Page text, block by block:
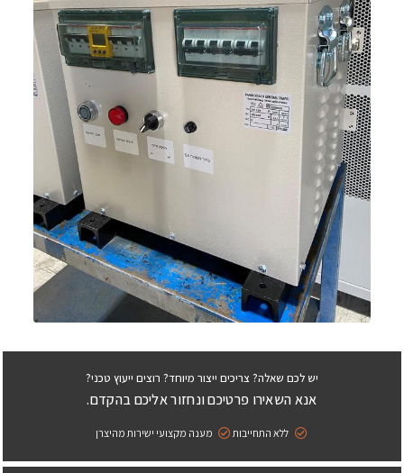
יש לכם שאלה? צריכים ייצור מיוחד? רוצים ייעוץ טכני?
אנא השאירו פרטיכם ונחזור אליכם בהקדם.
ללא התחייבות מענה מקצועי ישירות מהיצרן